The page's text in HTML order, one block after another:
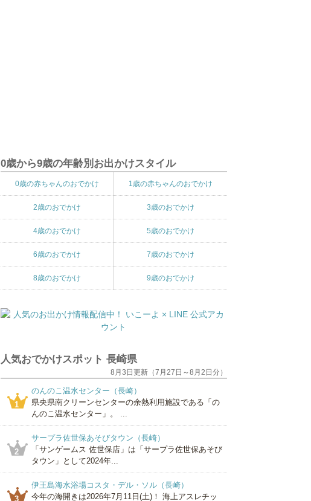
0歳から9歳の年齢別お出かけスタイル
0歳の赤ちゃんのおでかけ 1歳の赤ちゃんのおでかけ
2歳のおでかけ 3歳のおでかけ
4歳のおでかけ 5歳のおでかけ
6歳のおでかけ 7歳のおでかけ
8歳のおでかけ 9歳のおでかけ
人気おでかけスポット 長崎県
8月3日更新（7月27日～8月2日分）
1
のんのこ温水センター（長崎）
県央県南クリーンセンターの余熱利用施設である「の
んのこ温水センター」。 ...
2
サープラ佐世保あそびタウン（長崎）
「サンゲームス 佐世保店」は「サープラ佐世保あそび
タウン」として2024年...
3
伊王島海水浴場コスタ・デル・ソル（長崎）
今年の海開きは2026年7月11日(土)！ 海上アスレチッ